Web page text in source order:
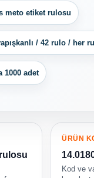
meto etiket rulosu
/ 42 rulo / her
1000 adet
ÜRÜN
Kod ve